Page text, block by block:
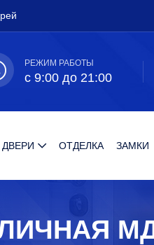
РЕЖИМ РАБОТЫ
с 9:00 до 21:00
ОТДЕЛКА ЗАМКИ